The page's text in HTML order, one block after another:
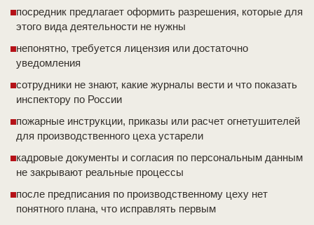
посредник предлагает оформить разрешения, которые для
этого вида деятельности не нужны
непонятно, требуется лицензия или достаточно
уведомления
сотрудники не знают, какие журналы вести и что показать
инспектору по России
пожарные инструкции, приказы или расчет огнетушителей
для производственного цеха устарели
кадровые документы и согласия по персональным данным
не закрывают реальные процессы
после предписания по производственному цеху нет
понятного плана, что исправлять первым